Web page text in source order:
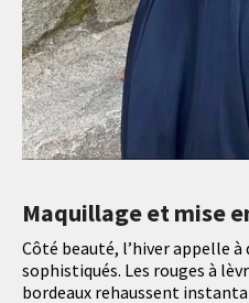
Maquillage et mise
Côté beauté, l’hiver appelle
sophistiqués. Les rouges à
bordeaux rehaussent